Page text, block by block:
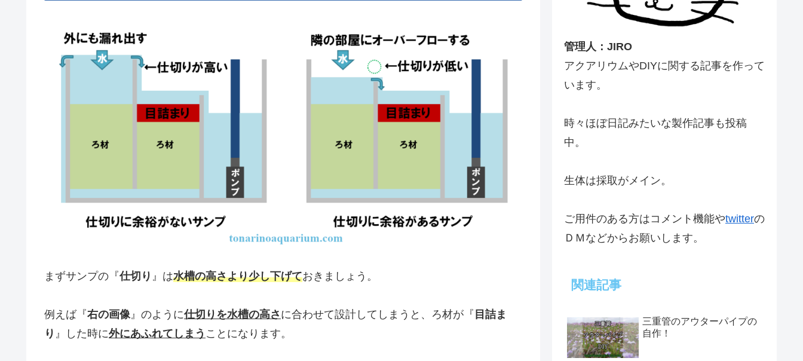
まずサンプの『仕切り 』は水槽の高さより少し下げておきましょう。
例えば『右の画像』のように仕切りを水槽の高さ に合わせて設計してしまうと、ろ材が『 目詰ま
り 』した時に外にあふれてしまう ことになります。
管理人：JIRO
アクアリウムやDIYに関する記事を作って
います。
時々ほぼ日記みたいな製作記事も投稿
中。
生体は採取がメイン。
ご用件のある方はコメント機能やtwitterの
ＤＭなどからお願いします。
関連記事
三重管のアウターパイプの
自作！